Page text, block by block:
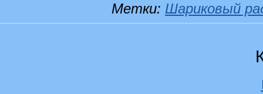
Метки: Шариковый